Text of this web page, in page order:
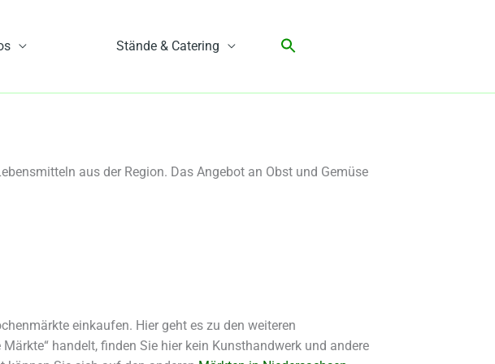
Stände & Catering
aus der Region. Das Angebot an Obst und Gemüse
einkaufen. Hier geht es zu den weiteren
handelt, finden Sie hier kein Kunsthandwerk und andere